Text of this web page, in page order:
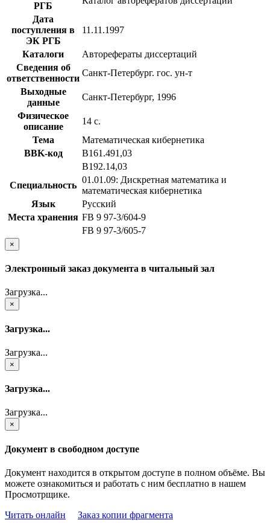
РГБ
Дата
поступления в
ЭК РГБ
11.11.1997
Каталоги
Авторефераты диссертаций
Сведения об
ответственности
Санкт-Петербург. гос. ун-т
Выходные
данные
Санкт-Петербург, 1996
Физическое
описание
14 с.
Тема
Математическая кибернетика
BBK-код
В161.491,03
В192.14,03
Специальность
01.01.09: Дискретная математика и
математическая кибернетика
Язык
Русский
Места хранения FB 9 97-3/604-9
FB 9 97-3/605-7
×
Электронный заказ документа в читальный зал
Загрузка...
×
Загрузка...
Загрузка...
×
Загрузка...
Загрузка...
×
Документ в свободном доступе
Документ находится в открытом доступе в полном объёме. Вы
можете ознакомиться и работать с ним бесплатно в нашем
Просмотрщике.
Читать онлайн
Заказ копии фрагмента